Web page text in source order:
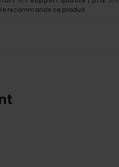
recommande ce produit